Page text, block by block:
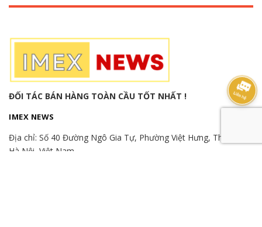
ĐỐI TÁC BÁN HÀNG TOÀN CẦU TỐT NHẤT !
IMEX NEWS
Địa chỉ: Số 40 Đường Ngô Gia Tự, Phường Việt Hưng, Thành phố
Hà Nội, Việt Nam